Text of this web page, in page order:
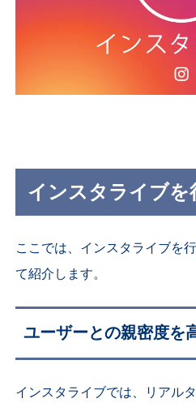
インスタライブを
ここでは、インスタライブを
て紹介します。
ユーザーとの親密度を
インスタライブでは、リアル